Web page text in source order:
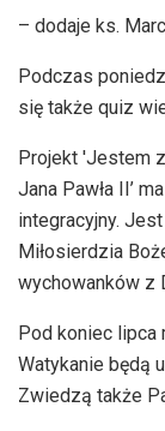
dźwiękowych
– dodaje ks.
Podczas
się także quiz
Projekt 'Jestem
Jana Pawła II’
integracyjny.
Miłosierdzia
wychowanków z
Pod koniec lipca
Watykanie będą
Zwiedzą także